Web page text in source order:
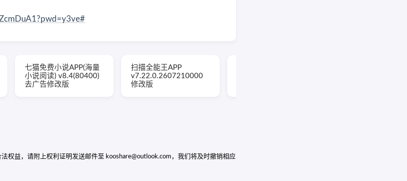
七猫免费小说APP(海量
小说阅读) v8.4(80400)
去广告修改版
扫描全能王APP
v7.22.0.2607210000
修改版
权益，请附上权利证明发送邮件至 kooshare@outlook.com，我们将及时撤销相应